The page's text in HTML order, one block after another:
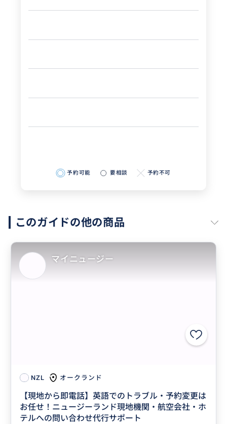
予約可能 要相談 予約不可
このガイドの他の商品
NZL オークランド
【現地から即電話】英語でのトラブル・予約変更は
お任せ！ニュージーランド現地機関・航空会社・ホ
テルへの問い合わせ代行サポート
マイニュージー